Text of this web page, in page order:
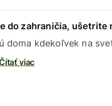
do zahraničia, ušetrite
doma kdekoľvek na
viac